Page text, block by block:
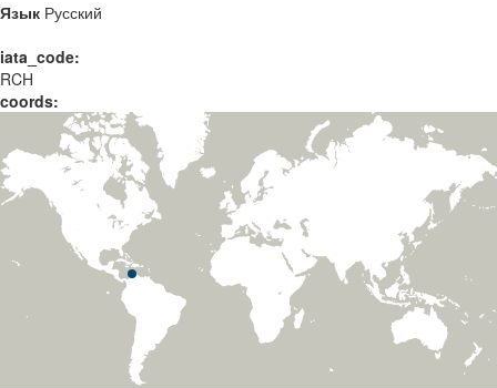
Язык Русский
iata_code:
RCH
coords: